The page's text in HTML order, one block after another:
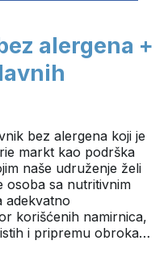
alergena +
bez alergena koji je
markt kao podrška
naše udruženje želi
osoba sa nutritivnim
adekvatno
korišćenih namirnica,
i pripremu obroka…